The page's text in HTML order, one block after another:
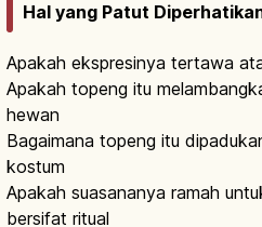
Hal yang Patut
Apakah ekspresinya tertawa
Apakah topeng itu
hewan
Bagaimana topeng itu
kostum
Apakah suasananya ramah
bersifat ritual